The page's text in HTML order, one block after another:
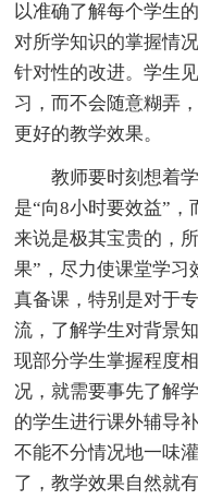
以准确了解每个学生
对所学知识的掌握情
针对性的改进。学生
习，而不会随意糊弄
更好的教学效果。
教师要时刻想着
是“向8小时要效益”
来说是极其宝贵的，
果”，尽力使课堂学习
真备课，特别是对于
流，了解学生对背景
现部分学生掌握程度
况，就需要事先了解
的学生进行课外辅导
不能不分情况地一味
了，教学效果自然就有